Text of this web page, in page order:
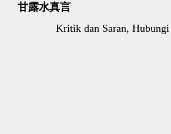
甘露水真言
Kritik dan Saran, Hubungi